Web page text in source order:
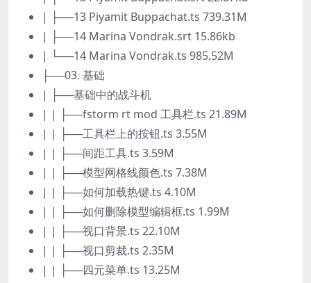
| ├──13 Piyamit Buppachat.ts 739.31M
| ├──14 Marina Vondrak.srt 15.86kb
| └──14 Marina Vondrak.ts 985.52M
├──03. 基础
| ├──基础中的战斗机
| | ├──fstorm rt mod 工具栏.ts 21.89M
| | ├──工具栏上的按钮.ts 3.55M
| | ├──间距工具.ts 3.59M
| | ├──模型网格线颜色.ts 7.38M
| | ├──如何加载热键.ts 4.10M
| | ├──如何删除模型编辑框.ts 1.99M
| | ├──视口背景.ts 22.10M
| | ├──视口剪裁.ts 2.35M
| | ├──四元菜单.ts 13.25M